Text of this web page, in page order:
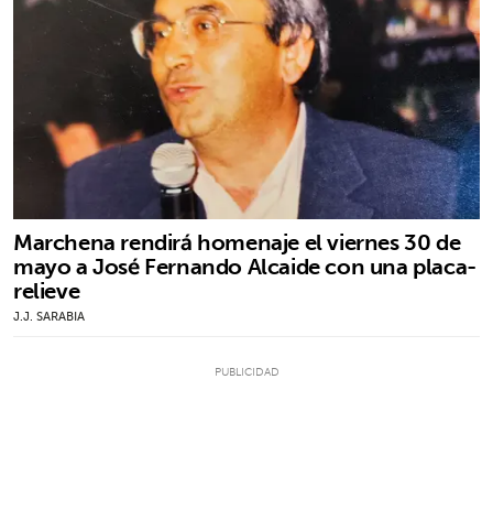
Marchena rendirá homenaje el viernes 30 de
mayo a José Fernando Alcaide con una placa-
relieve
J.J. SARABIA